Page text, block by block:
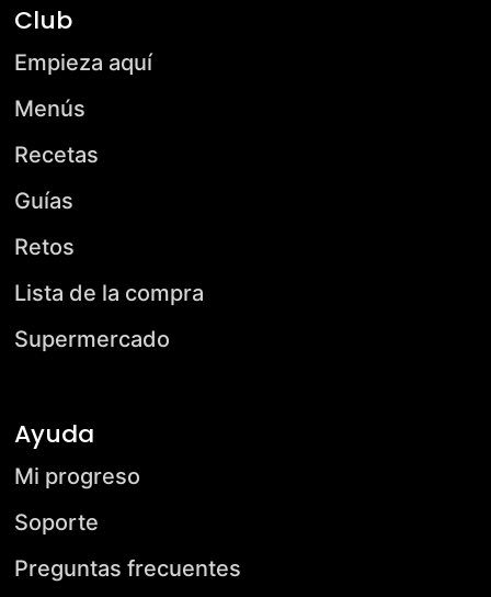
Club
Empieza aquí
Menús
Recetas
Guías
Retos
Lista de la compra
Supermercado
Ayuda
Mi progreso
Soporte
Preguntas frecuentes